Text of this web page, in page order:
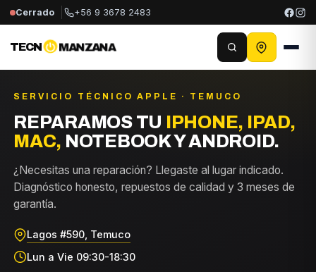
Cerrado +56 9 3678 2483
TECN MANZANA
SERVICIO TÉCNICO APPLE · TEMUCO
REPARAMOS TU
IPHONE, IPAD,
MAC, NOTEBOOK Y ANDROID.
¿Necesitas una reparación? Llegaste al lugar indicado.
Diagnóstico honesto, repuestos de calidad y 3 meses de
garantía.
Lagos #590, Temuco
Lun a Vie 09:30-18:30